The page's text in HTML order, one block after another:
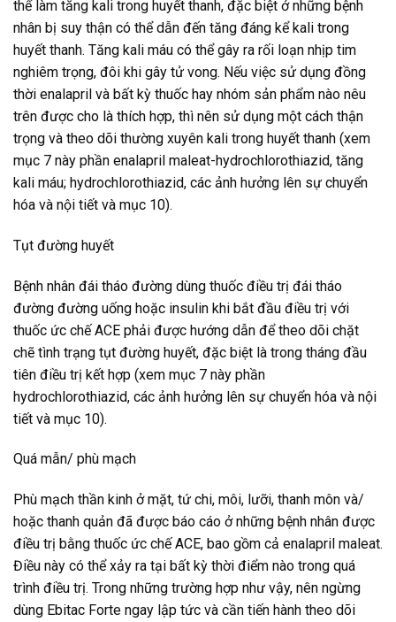
thể làm tăng kali trong huyết thanh, đặc biệt ở những bệnh
nhân bị suy thận có thể dẫn đến tăng đáng kể kali trong
huyết thanh. Tăng kali máu có thể gây ra rối loạn nhịp tim
nghiêm trọng, đôi khi gây tử vong. Nếu việc sử dụng đồng
thời enalapril và bất kỳ thuốc hay nhóm sản phẩm nào nêu
trên được cho là thích hợp, thì nên sử dụng một cách thận
trọng và theo dõi thường xuyên kali trong huyết thanh (xem
mục 7 này phần enalapril maleat-hydrochlorothiazid, tăng
kali máu; hydrochlorothiazid, các ảnh hưởng lên sự chuyển
hóa và nội tiết và mục 10).
Tụt đường huyết
Bệnh nhân đái tháo đường dùng thuốc điều trị đái tháo
đường đường uống hoặc insulin khi bắt đầu điều trị với
thuốc ức chế ACE phải được hướng dẫn để theo dõi chặt
chẽ tình trạng tụt đường huyết, đặc biệt là trong tháng đầu
tiên điều trị kết hợp (xem mục 7 này phần
hydrochlorothiazid, các ảnh hưởng lên sự chuyển hóa và nội
tiết và mục 10).
Quá mẫn/ phù mạch
Phù mạch thần kinh ở mặt, tứ chi, môi, lưỡi, thanh môn và/
hoặc thanh quản đã được báo cáo ở những bệnh nhân được
điều trị bằng thuốc ức chế ACE, bao gồm cả enalapril maleat.
Điều này có thể xảy ra tại bất kỳ thời điểm nào trong quá
trình điều trị. Trong những trường hợp như vậy, nên ngừng
dùng Ebitac Forte ngay lập tức và cần tiến hành theo dõi